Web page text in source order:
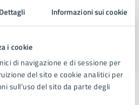
Dettagli Informazioni sui cookie
i cookie
di navigazione e di sessione per
del sito e cookie analitici per
sull'uso del sito da parte degli
TV
80133